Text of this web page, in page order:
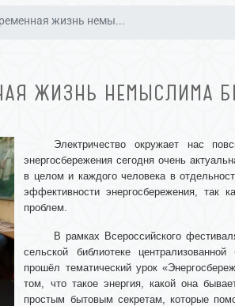
жизнь немы...
ЖИЗНЬ НЕМЫСЛИМА
Электричество окружает нас
энергосбережения сегодня очень
в целом и каждого человека в
эффективности энергосбережения,
проблем.
В рамках Всероссийского
сельской библиотеке
прошёл тематический урок
том, что такое энергия, какой она
простым бытовым секретам, которые